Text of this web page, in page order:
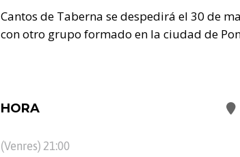
Cantos de Taberna se despedirá el 30 de
con otro grupo formado en la ciudad de
HORA
(Venres) 21:00